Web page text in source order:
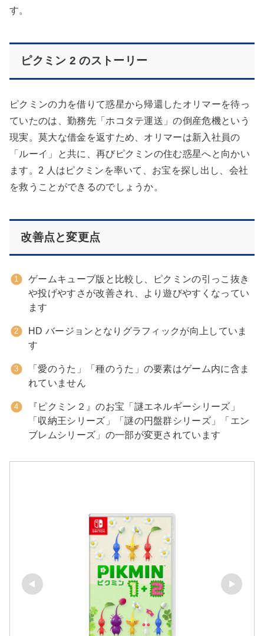
す。
ピクミン 2 のストーリー
ピクミンの力を借りて惑星から帰還したオリマーを待っ
ていたのは、勤務先「ホコタテ運送」の倒産危機という
現実。莫大な借金を返すため、オリマーは新入社員の
「ルーイ」と共に、再びピクミンの住む惑星へと向かい
ます。2 人はピクミンを率いて、お宝を探し出し、会社
を救うことができるのでしょうか。
改善点と変更点
ゲームキューブ版と比較し、ピクミンの引っこ抜き
や投げやすさが改善され、より遊びやすくなってい
ます
HD バージョンとなりグラフィックが向上していま
す
「愛のうた」「種のうた」の要素はゲーム内に含ま
れていません
『ピクミン２』のお宝「謎エネルギーシリーズ」
「収納王シリーズ」「謎の円盤群シリーズ」「エン
ブレムシリーズ」の一部が変更されています